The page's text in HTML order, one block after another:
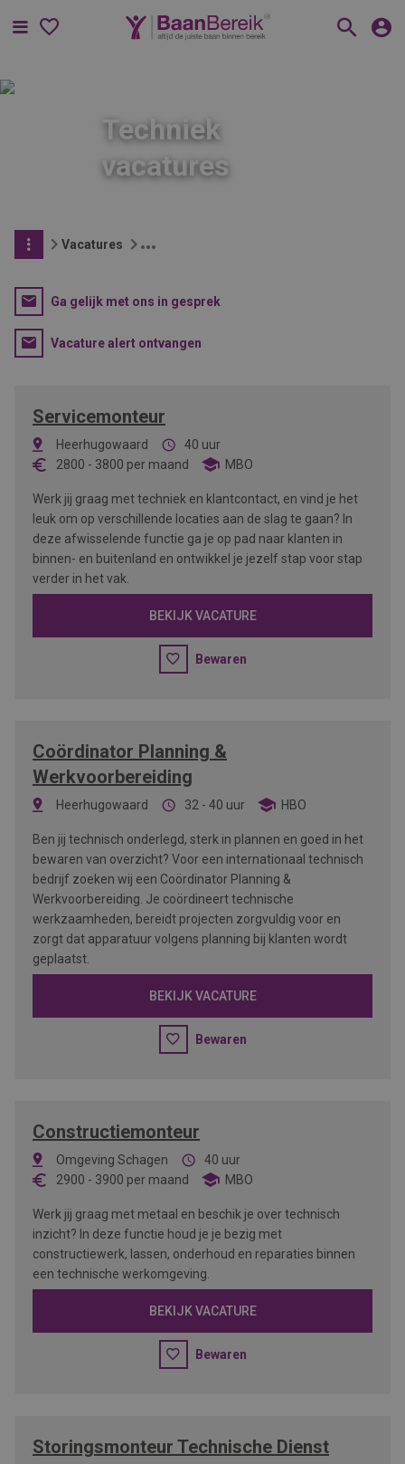
Menu
Techniek
vacatures
Vacatures
Ga gelijk met ons in gesprek
Vacature alert ontvangen
Servicemonteur
Heerhugowaard
40 uur
2800 - 3800 per maand MBO
Werk jij graag met techniek en klantcontact, en vind je het
leuk om op verschillende locaties aan de slag te gaan? In
deze afwisselende functie ga je op pad naar klanten in
binnen- en buitenland en ontwikkel je jezelf stap voor stap
verder in het vak.
BEKIJK VACATURE
Bewaren
Coördinator Planning &
Werkvoorbereiding
Heerhugowaard 32 - 40 uur HBO
Ben jij technisch onderlegd, sterk in plannen en goed in het
bewaren van overzicht? Voor een internationaal technisch
bedrijf zoeken wij een Coördinator Planning &
Werkvoorbereiding. Je coördineert technische
werkzaamheden, bereidt projecten zorgvuldig voor en
zorgt dat apparatuur volgens planning bij klanten wordt
geplaatst.
BEKIJK VACATURE
Bewaren
Constructiemonteur
Omgeving Schagen
40 uur
2900 - 3900 per maand MBO
Werk jij graag met metaal en beschik je over technisch
inzicht? In deze functie houd je je bezig met
constructiewerk, lassen, onderhoud en reparaties binnen
een technische werkomgeving.
BEKIJK VACATURE
Bewaren
Storingsmonteur Technische Dienst